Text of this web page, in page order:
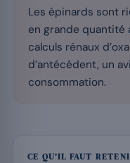
Les épinards sont
en grande quantité
calculs rénaux
d’antécédent, un
consommation.
CE QU’IL FAUT